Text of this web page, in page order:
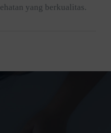
yang berkualitas.